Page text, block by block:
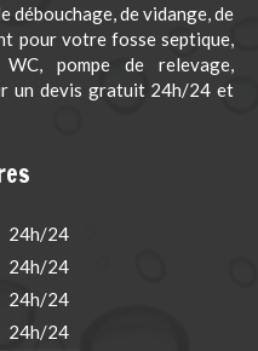
débouchage, de vidange, de
pour votre fosse septique,
pompe de relevage,
un devis gratuit 24h/24 et
24h/24
24h/24
24h/24
24h/24